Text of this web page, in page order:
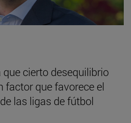
cierto desequilibrio
factor que favorece el
las ligas de fútbol